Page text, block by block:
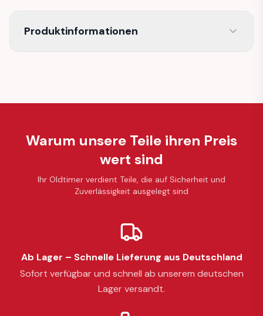
Produktinformationen
Warum unsere Teile ihren Preis
wert sind
Ihr Oldtimer verdient Teile, die auf Sicherheit und
Zuverlässigkeit ausgelegt sind
Ab Lager – Schnelle Lieferung aus Deutschland
Sofort verfügbar und schnell ab unserem deutschen
Lager versandt.